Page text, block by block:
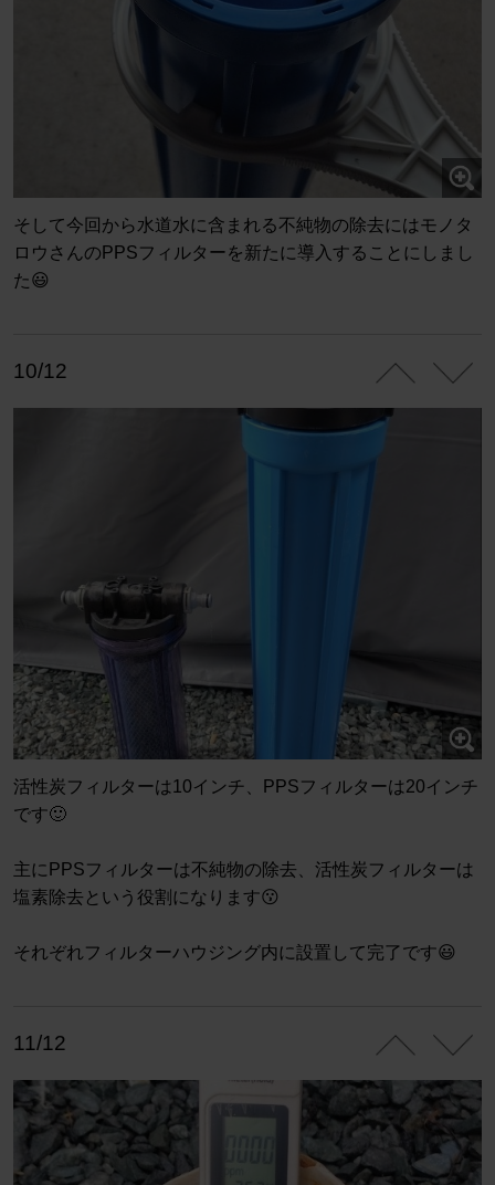
そして今回から水道水に含まれる不純物の除去にはモノタ
ロウさんのPPSフィルターを新たに導入することにしまし
た😃
10/12
活性炭フィルターは10インチ、PPSフィルターは20インチ
です🙂
主にPPSフィルターは不純物の除去、活性炭フィルターは
塩素除去という役割になります😗
それぞれフィルターハウジング内に設置して完了です😃
11/12